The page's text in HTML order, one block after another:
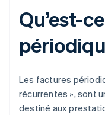
Qu’est-
Les factures
récurrentes », sont
destiné aux